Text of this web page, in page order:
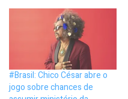
#Brasil: Chico César abre o
jogo sobre chances de